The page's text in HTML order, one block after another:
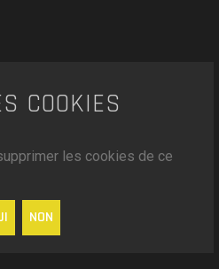
COOKIES
les cookies de ce